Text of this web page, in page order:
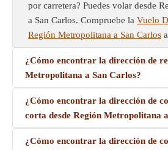
por carretera? Puedes volar desde
a San Carlos. Compruebe la Vuelo
Región Metropolitana a San Carlos
¿Cómo encontrar la dirección de
Metropolitana a San Carlos?
¿Cómo encontrar la dirección de
corta desde Región Metropolitana
¿Cómo encontrar la dirección de